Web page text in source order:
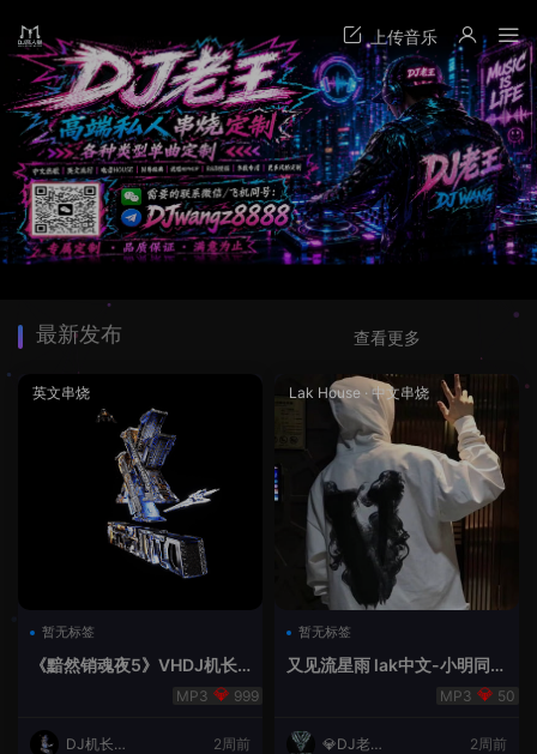
最新发布
英文串烧
暂无标签
《黯然销魂夜5》VHDJ机长
999
DJ机长云
2周前
Lak House · 中文串烧
暂无标签
又见流星雨 lak中文-小明同学
50
💎DJ老王
2周前
查看更多